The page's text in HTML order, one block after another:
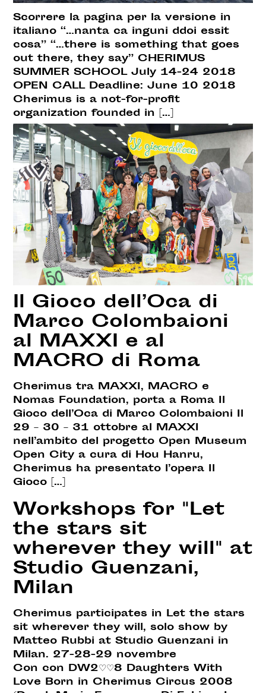
Scorrere la pagina per la versione in
italiano “…nanta ca inguni ddoi essit
cosa” “…there is something that goes
out there, they say” CHERIMUS
SUMMER SCHOOL July 14-24 2018
OPEN CALL Deadline: June 10 2018
Cherimus is a not-for-profit
organization founded in […]
Il Gioco dell’Oca di
Marco Colombaioni
al MAXXI e al
MACRO di Roma
Cherimus tra MAXXI, MACRO e
Nomas Foundation, porta a Roma Il
Gioco dell’Oca di Marco Colombaioni Il
29 – 30 – 31 ottobre al MAXXI
nell’ambito del progetto Open Museum
Open City a cura di Hou Hanru,
Cherimus ha presentato l’opera Il
Gioco […]
Workshops for "Let
the stars sit
wherever they will" at
Studio Guenzani,
Milan
Cherimus participates in Let the stars
sit wherever they will, solo show by
Matteo Rubbi at Studio Guenzani in
Milan. 27-28-29 novembre
Con con DW2♡♡8 Daughters With
Love Born in Cherimus Circus 2008